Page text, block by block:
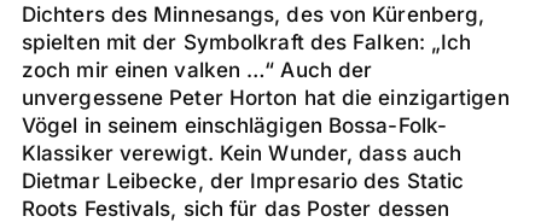
Dichters des Minnesangs, des von Kürenberg,
spielten mit der Symbolkraft des Falken: „Ich
zoch mir einen valken …“ Auch der
unvergessene Peter Horton hat die einzigartigen
Vögel in seinem einschlägigen Bossa-Folk-
Klassiker verewigt. Kein Wunder, dass auch
Dietmar Leibecke, der Impresario des Static
Roots Festivals, sich für das Poster dessen